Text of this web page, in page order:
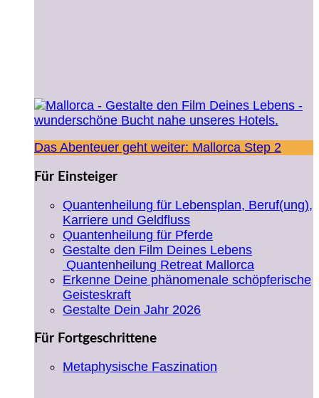
Das Abenteuer geht weiter: Mallorca Step 2
Für Einsteiger
Quantenheilung für Lebensplan, Beruf(ung),
Karriere und Geldfluss
Quantenheilung für Pferde
Gestalte den Film Deines Lebens
Quantenheilung Retreat Mallorca
Erkenne Deine phänomenale schöpferische
Geisteskraft
Gestalte Dein Jahr 2026
Für Fortgeschrittene
Metaphysische Faszination